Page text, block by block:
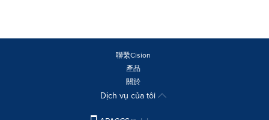
聯繫Cision
產品
關於
Dịch vụ của tôi